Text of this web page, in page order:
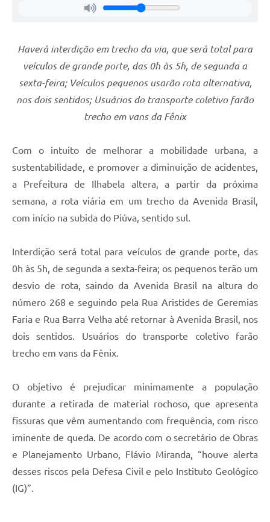
Haverá interdição em trecho da via, que será total para
veículos de grande porte, das 0h às 5h, de segunda a
sexta-feira; Veículos pequenos usarão rota alternativa,
nos dois sentidos; Usuários do transporte coletivo farão
trecho em vans da Fênix
Com o intuito de melhorar a mobilidade urbana, a
sustentabilidade, e promover a diminuição de acidentes,
a Prefeitura de Ilhabela altera, a partir da próxima
semana, a rota viária em um trecho da Avenida Brasil,
com início na subida do Piúva, sentido sul.
Interdição será total para veículos de grande porte, das
0h às 5h, de segunda a sexta-feira; os pequenos terão um
desvio de rota, saindo da Avenida Brasil na altura do
número 268 e seguindo pela Rua Aristides de Geremias
Faria e Rua Barra Velha até retornar à Avenida Brasil, nos
dois sentidos. Usuários do transporte coletivo farão
trecho em vans da Fênix.
O objetivo é prejudicar minimamente a população
durante a retirada de material rochoso, que apresenta
fissuras que vêm aumentando com frequência, com risco
iminente de queda. De acordo com o secretário de Obras
e Planejamento Urbano, Flávio Miranda, “houve alerta
desses riscos pela Defesa Civil e pelo Instituto Geológico
(IG)”.